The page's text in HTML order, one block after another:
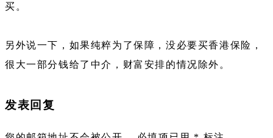
买。
另外说一下，如果纯粹为了保障，没必要买香港保险，
很大一部分钱给了中介，财富安排的情况除外。
发表回复